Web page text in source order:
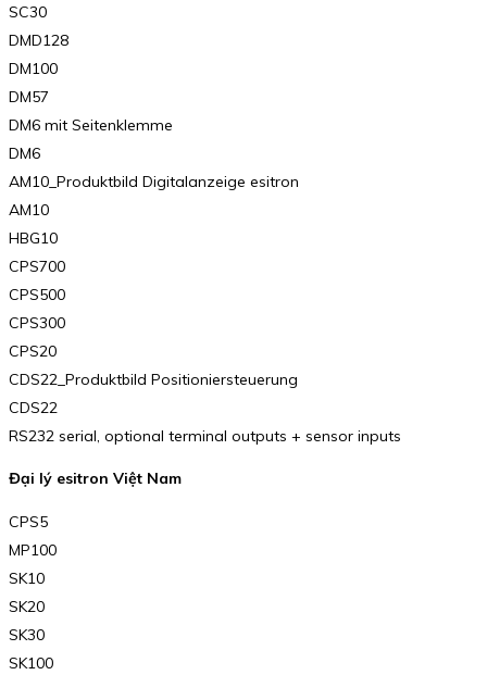
SC30
DMD128
DM100
DM57
DM6 mit Seitenklemme
DM6
AM10_Produktbild Digitalanzeige esitron
AM10
HBG10
CPS700
CPS500
CPS300
CPS20
CDS22_Produktbild Positioniersteuerung
CDS22
RS232 serial, optional terminal outputs + sensor inputs
Đại lý esitron Việt Nam
CPS5
MP100
SK10
SK20
SK30
SK100